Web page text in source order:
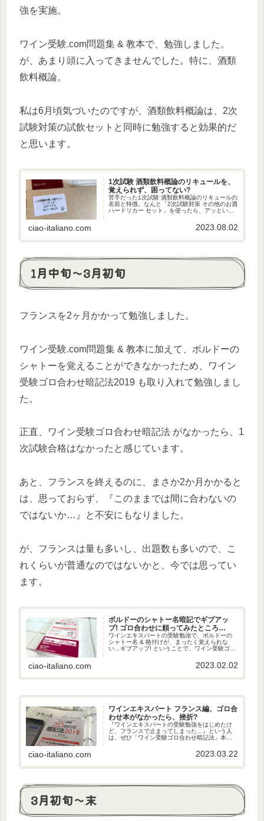
強を実施。
ワイン受験.com問題集 & 教本で、勉強しました。
が、あまり頭に入ってきませんでした。特に、酒類
飲料概論。
私は6月頃気づいたのですが、酒類飲料概論は、2次
試験対策の試飲セットと同時に勉強すると効果的だ
と思います。
1次試験 酒類飲料概論のリキュールを、
覚えられず、困ってない?
苦手だった1次試験 酒類飲料概論のリキュールの
名前と特徴。なんと「2次試験対策 その他のお酒
ハードリカー セット」を使ったら、アッという
ciao-italiano.com 2023.08.02
1月中旬～3月初旬
フランスを2ヶ月かかって勉強しました。
ワイン受験.com問題集 & 教本に加えて、ボルドーの
シャトーを覚えることができなかったため、ワイン
受験ゴロ合わせ暗記法2019 も取り入れて勉強しまし
た。
正直、ワイン受験ゴロ合わせ暗記法 がなかったら、1
次試験合格はなかったと感じています。
あと、フランスを終えるのに、まさか2か月かかると
は、思っておらず、『このままでは間に合わないの
ではないか…』と不安にもなりました。
が、フランスは量も多いし、出題数も多いので、こ
れくらいが普通なのではないかと、今では思ってい
ます。
ボルドーのシャトー名暗記でギブアッ
プ! ゴロ合わせに頼ってみたところ…
ワインエキスパートの受験勉強で、ボルドーの
シャトー名 & 格付けが、まったく覚えられな
い…ギブアップ! ということで、ワイン受験ゴロ
ciao-italiano.com 2023.02.02
ワインエキスパート フランス編、ゴロ合
わせ本がなかったら、挫折?
『ワインエキスパートの受験勉強をはじめたけ
ど、フランスで止まってしまった…』という人
は、ぜひ「ワイン受験ゴロ合わせ暗記法」本の
ciao-italiano.com 2023.03.22
3月初旬～末